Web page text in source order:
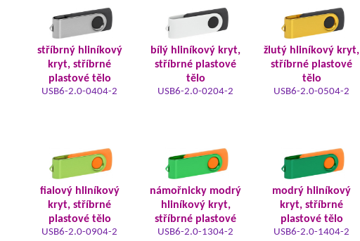
stříbrný hliníkový
kryt, stříbrné
plastové tělo
USB6-2.0-0404-2
bílý hliníkový kryt,
stříbrné plastové
tělo
USB6-2.0-0204-2
žlutý hliníkový kryt,
stříbrné plastové
tělo
USB6-2.0-0504-2
fialový hliníkový
kryt, stříbrné
plastové tělo
USB6-2.0-0904-2
námořnicky modrý
hliníkový kryt,
stříbrné plastové
USB6-2.0-1304-2
modrý hliníkový
kryt, stříbrné
plastové tělo
USB6-2.0-1404-2